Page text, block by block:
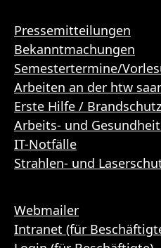
Pressemitteilungen
Bekanntmachungen
Semestertermine/
Arbeiten an der htw saar
Erste Hilfe / Brandschutz
Arbeits- und
IT-Notfälle
Strahlen- und
Webmailer
Intranet (für